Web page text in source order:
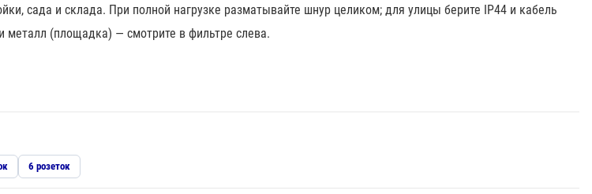
сада и склада. При полной нагрузке разматывайте шнур целиком; для улицы берите IP44 и кабель
(площадка) — смотрите в фильтре слева.
6 розеток